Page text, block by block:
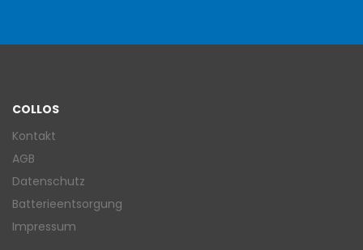
COLLOS
Kontakt
AGB
Datenschutz
Batterieentsorgung
Impressum